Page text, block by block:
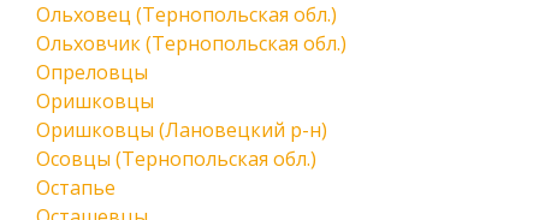
Ольховец (Тернопольская обл.)
Ольховчик (Тернопольская обл.)
Опреловцы
Оришковцы
Оришковцы (Лановецкий р-н)
Осовцы (Тернопольская обл.)
Остапье